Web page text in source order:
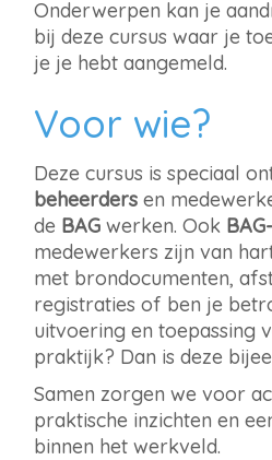
Onderwerpen kan je
bij deze cursus waar je
je je hebt aangemeld.
Voor wie?
Deze cursus is speciaal
beheerders en
de BAG werken. Ook
medewerkers zijn van
met brondocumenten,
registraties of ben je
uitvoering en toepassing
praktijk? Dan is deze
Samen zorgen we voor
praktische inzichten en
binnen het werkveld.